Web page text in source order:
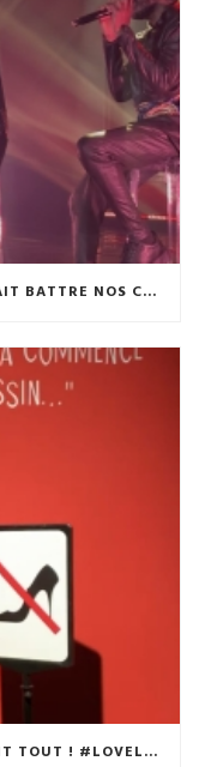
POETIC LOVER : LE RETOUR QUI FAIT BATTRE NOS CŒURS
CES TALONS ROUGE QUI CHANGENT TOUT ! #LOVELOUBOUTIN